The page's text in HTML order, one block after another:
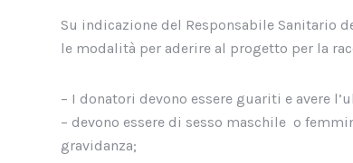
Su indicazione del Responsabile Sanitario
le modalità per aderire al progetto per la
– I donatori devono essere guariti e avere
– devono essere di sesso maschile o
gravidanza;